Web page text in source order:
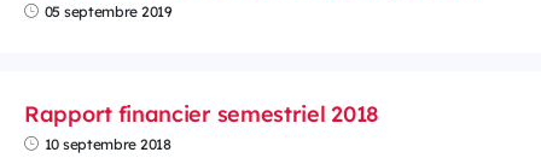
05 septembre 2019
Rapport financier semestriel 2018
10 septembre 2018